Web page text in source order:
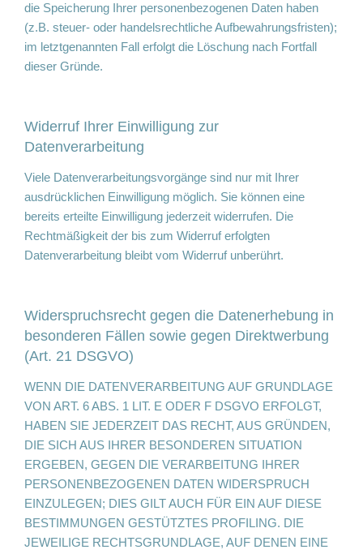
die Speicherung Ihrer personenbezogenen Daten haben
(z.B. steuer- oder handelsrechtliche Aufbewahrungsfristen);
im letztgenannten Fall erfolgt die Löschung nach Fortfall
dieser Gründe.
Widerruf Ihrer Einwilligung zur
Datenverarbeitung
Viele Datenverarbeitungsvorgänge sind nur mit Ihrer
ausdrücklichen Einwilligung möglich. Sie können eine
bereits erteilte Einwilligung jederzeit widerrufen. Die
Rechtmäßigkeit der bis zum Widerruf erfolgten
Datenverarbeitung bleibt vom Widerruf unberührt.
Widerspruchsrecht gegen die Datenerhebung in
besonderen Fällen sowie gegen Direktwerbung
(Art. 21 DSGVO)
WENN DIE DATENVERARBEITUNG AUF GRUNDLAGE
VON ART. 6 ABS. 1 LIT. E ODER F DSGVO ERFOLGT,
HABEN SIE JEDERZEIT DAS RECHT, AUS GRÜNDEN,
DIE SICH AUS IHRER BESONDEREN SITUATION
ERGEBEN, GEGEN DIE VERARBEITUNG IHRER
PERSONENBEZOGENEN DATEN WIDERSPRUCH
EINZULEGEN; DIES GILT AUCH FÜR EIN AUF DIESE
BESTIMMUNGEN GESTÜTZTES PROFILING. DIE
JEWEILIGE RECHTSGRUNDLAGE, AUF DENEN EINE